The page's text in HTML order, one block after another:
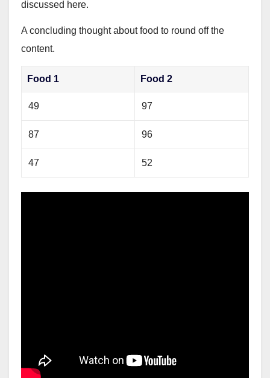
discussed here.
A concluding thought about food to round off the
content.
Food 1 Food 2
49 97
87 96
47 52